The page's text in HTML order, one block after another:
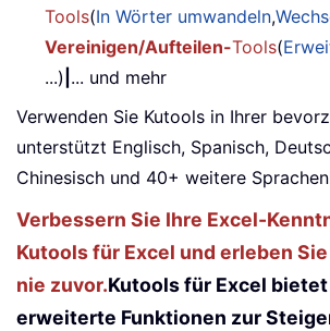
Tools(In Wörter umwandeln,
Vereinigen/Aufteilen-Tools(
...) ... und mehr
Verwenden Sie Kutools in Ihrer
unterstützt Englisch, Spanisch,
Chinesisch und 40+ weitere
Verbessern Sie Ihre Excel-
Kutools für Excel und erleben
nie zuvor.Kutools für Excel
erweiterte Funktionen zur